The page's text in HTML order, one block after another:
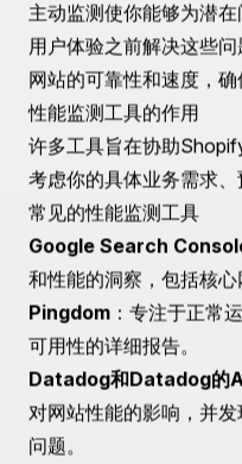
RUM捕获并分析用户在
实际用户的体验，提供
解。
合成监测和RUM的结合
助你维护最佳用户体验。
主动监测与被动监测
被动监测涉及等待问题发
问题，降低客户投诉和
高的初始投资，但可以帮
誉损失。
主动监测的好处
主动监测使你能够为潜在
用户体验之前解决这些
网站的可靠性和速度，确